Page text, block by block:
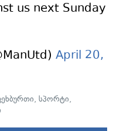
us next Sunday
April 20,
, სპორტი,